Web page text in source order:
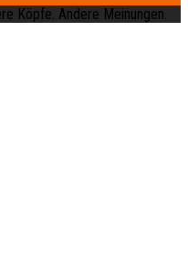
Köpfe. Andere Meinungen.